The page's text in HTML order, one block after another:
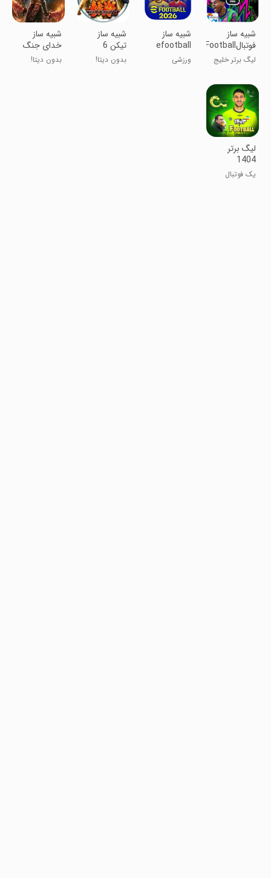
‏‏‏‏‏‏‏‏‏‏‏‏‏‏‏‏‏‏‏‏‏‏‏‏‏‏‏شبیه ساز
فوتبالeFootball
لیگ برتر خلیج
‏‏‏‏‏‏‏شبیه ساز
efootball
2026
ورزشی
‏شبیه ساز
تیکن 6
بدون دیتا!
‏شبیه ساز
خدای جنگ
زنجیرهای
الیمپوس
بدون دیتا!
‏‏‏‏لیگ برتر
1404
یک فوتبال